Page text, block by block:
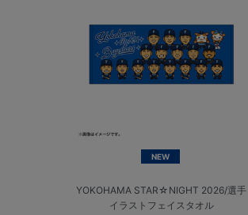
NEW
YOKOHAMA STAR☆NIGHT 2026/選手
イラストフェイスタオル